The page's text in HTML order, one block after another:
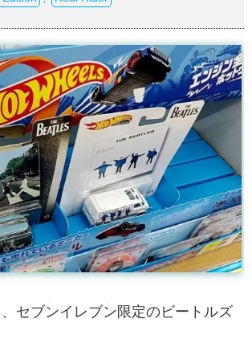
セブンイレブン限定のビートルズ